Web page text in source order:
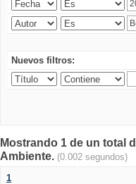
Nuevos filtros:
Mostrando 1 de un total
Ambiente. (0.002 segundos)
1